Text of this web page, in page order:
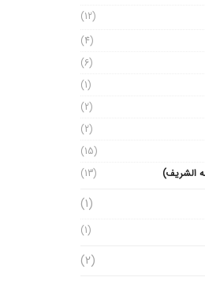
(12)
(4)
(6)
(1)
(2)
(2)
(15)
الشریف)
(13)
(1)
(1)
(2)